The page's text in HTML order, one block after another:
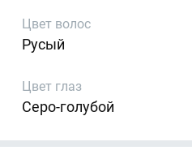
Цвет волос
Русый
Цвет глаз
Серо-голубой